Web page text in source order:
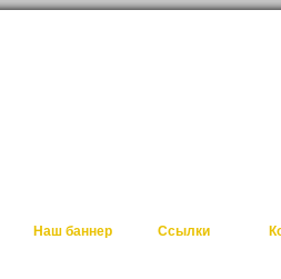
Наш баннер Ссылки